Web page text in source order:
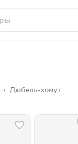
Дюбель-хомут
›